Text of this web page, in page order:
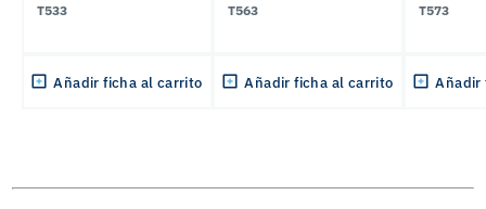
T533
Añadir ficha al carrito
T563
Añadir ficha al carrito
T573
Añadir